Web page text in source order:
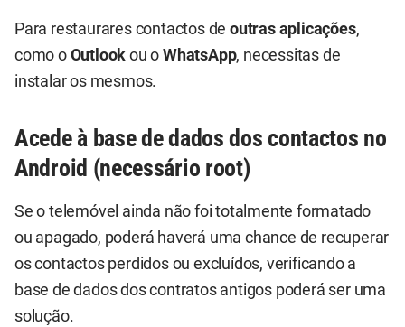
Para restaurares contactos de outras aplicações,
como o Outlookou oWhatsApp, necessitas de
instalar os mesmos.
Acede à base de dados dos contactos no
Android (necessário root)
Se o telemóvel ainda não foi totalmente formatado
ou apagado, poderá haverá uma chance de recuperar
os contactos perdidos ou excluídos, verificando a
base de dados dos contratos antigos poderá ser uma
solução.